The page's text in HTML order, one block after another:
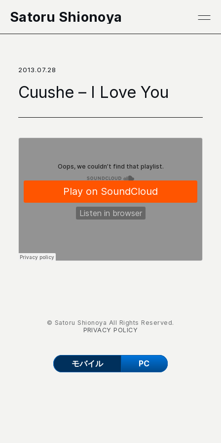
Satoru Shionoya
2013.07.28
Cuushe – I Love You
© Satoru Shionoya All Rights Reserved.
PRIVACY POLICY
モバイル PC